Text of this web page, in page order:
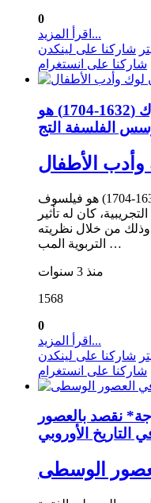
0
اقرأ المزيد...
شاركنا على لينكدن
شاركنا على انستغرام
فاطمة يعقوب خوجة* جون لوك (1632-1704) هو
الأطفال
فاطمة يعقوب خوجة* جون لوك (1632-1704) هو فيلسوف
كان له تأثير
من خلال نظريته
التربوية المب …
منذ 3 سنوات
1568
0
اقرأ المزيد...
شاركنا على لينكدن
شاركنا على انستغرام
نقصد بالعصور
الوسطى